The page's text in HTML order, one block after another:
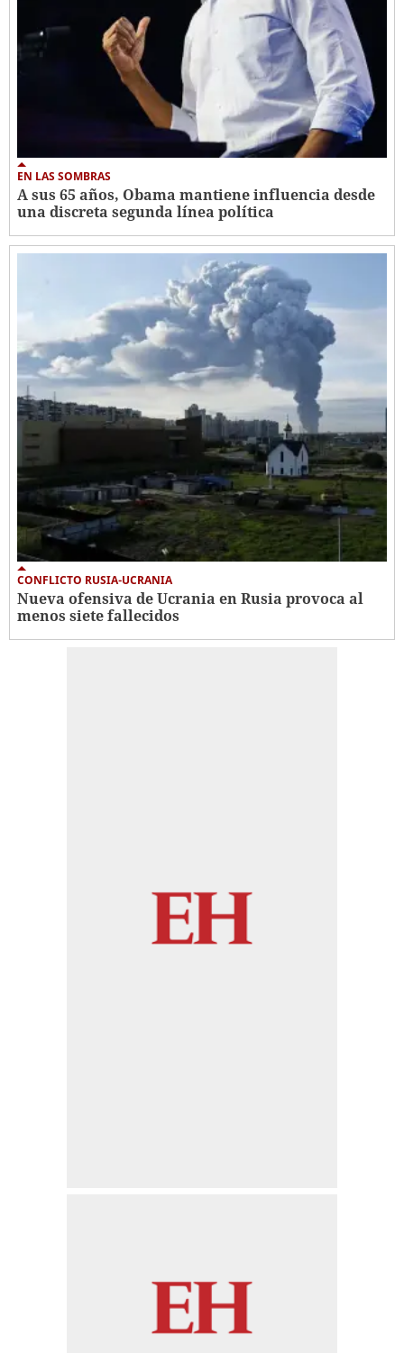
EN LAS SOMBRAS
A sus 65 años, Obama mantiene influencia desde
una discreta segunda línea política
CONFLICTO RUSIA-UCRANIA
Nueva ofensiva de Ucrania en Rusia provoca al
menos siete fallecidos